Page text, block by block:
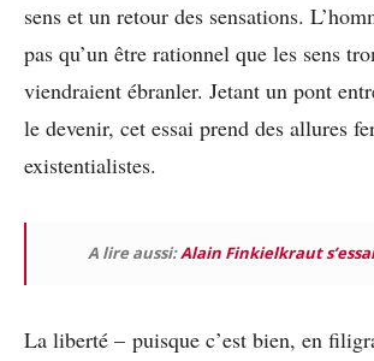
sens et un retour des sensations.
pas qu’un être rationnel que les sens
viendraient ébranler. Jetant un pont
le devenir, cet essai prend des allures
existentialistes.
A lire aussi:Alain Finkielkraut
La liberté – puisque c’est bien, en